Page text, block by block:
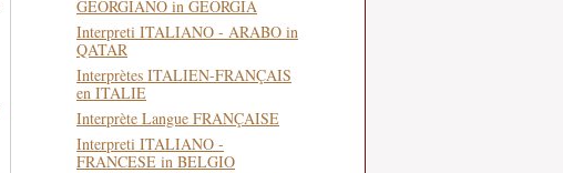
GEORGIANO in GEORGIA
Interpreti ITALIANO - ARABO in
QATAR
Interprètes ITALIEN-FRANÇAIS
en ITALIE
Interprète Langue FRANÇAISE
Interpreti ITALIANO -
FRANCESE in BELGIO